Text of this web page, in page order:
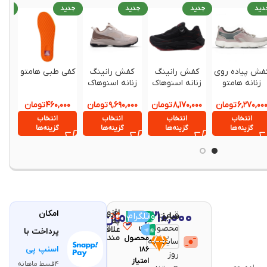
پیاده روی
زنانه هامتو
370903B-2
۶,۲۷۰,۰۰۰تومان
انتخاب
گزینه‌ها
جدید
کفش رانینگ
زنانه اسنوهاک
MARATHON
SN-S1131W کد 1
۸,۱۷۰,۰۰۰تومان
انتخاب
گزینه‌ها
جدید
کفش رانینگ
زنانه اسنوهاک
SN-S1142W کد
3
۹,۶۹۰,۰۰۰تومان
انتخاب
گزینه‌ها
جدید
کفی طبی هامتو
۴۶۰,۰۰۰تومان
انتخاب
گزینه‌ها
قیمت
محصولات
سایت به
روز
۹,۳۱۰,۰۰۰تومان سایز
با خرید
این
محصول
۱۸۶
امتیاز
واتساپ
تلگرام افزودن
به
علاقه
مندی
مقایسه
امکان
پرداخت با
اسنپ پی
۴قسط ماهانه